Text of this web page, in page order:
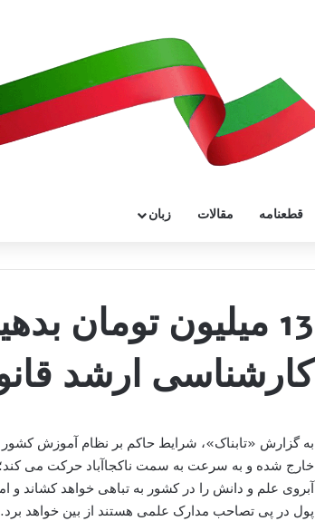
قطعنامه مقالات زبان
13 میلیون تومان
کارشناسی ارشد
به گزارش «تابناک»، شرایط حاکم بر نظام آموزش
خارج شده و به سرعت به سمت ناکجاآباد حرکت می کند؛
آبروی علم و دانش را در کشور به تباهی خواهد کشاند و
پول در پی تصاحب مدارک علمی هستند از بین خواهد برد.